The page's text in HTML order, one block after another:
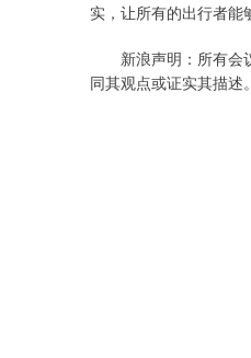
实，让所有的出行者能
新浪声明：所有会议
同其观点或证实其描述。